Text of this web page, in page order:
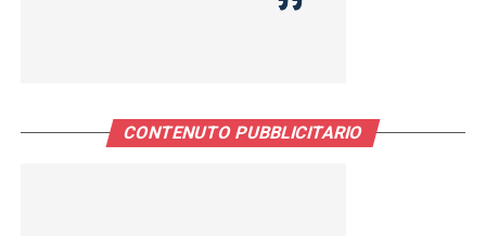
CONTENUTO PUBBLICITARIO